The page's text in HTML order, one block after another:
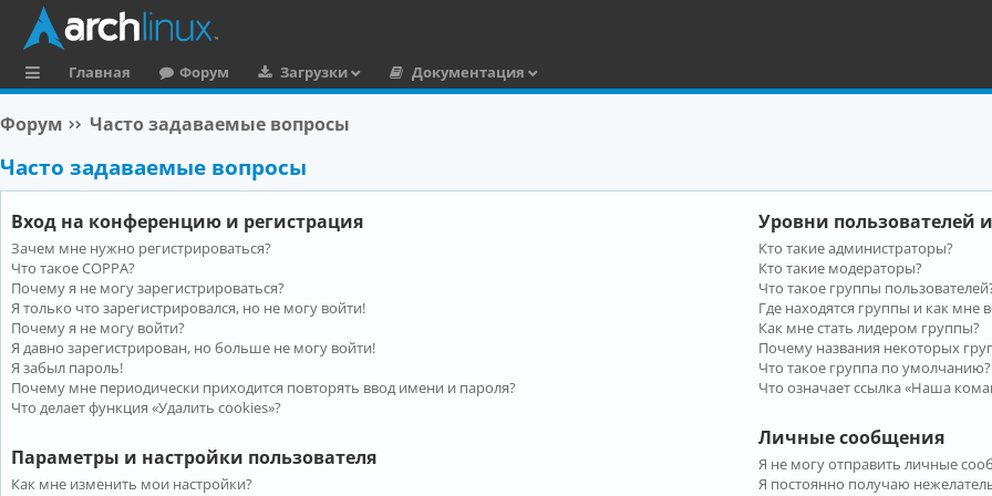
ы
л
Главная Форум Загрузки
Документация
Форум Часто задаваемые вопросы
Часто задаваемые вопросы
Вход на конференцию и регистрация
Зачем мне нужно регистрироваться?
Что такое COPPA?
Почему я не могу зарегистрироваться?
Я только что зарегистрировался, но не могу войти!
Почему я не могу войти?
Я давно зарегистрирован, но больше не могу войти!
Я забыл пароль!
Почему мне периодически приходится повторять ввод имени и пароля?
Что делает функция «Удалить cookies»?
Параметры и настройки пользователя
Как мне изменить мои настройки?
Уровни пользователей
Кто такие администраторы?
Кто такие модераторы?
Что такое группы
Где находятся группы и как мне
Как мне стать лидером группы?
Почему названия некоторых
Что такое группа по умолчанию?
Что означает ссылка «Наша
Личные сообщения
Я не могу отправить личные
Я постоянно получаю